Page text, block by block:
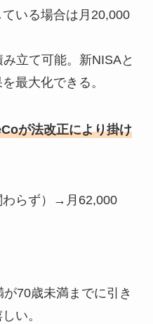
いる場合は月20,000
立て可能。新NISAと
最大化できる。
が法改正により掛け
わらず）→月62,000
70歳未満までに引き
い。